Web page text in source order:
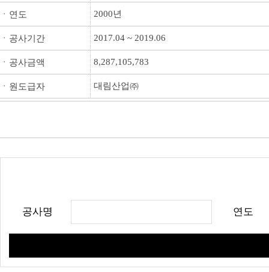
ㆍ연도 2000년
ㆍ공사기간 2017.04 ~ 2019.06
ㆍ공사금액 8,287,105,783
ㆍ원도급자 대림산업㈜
공사명 연도